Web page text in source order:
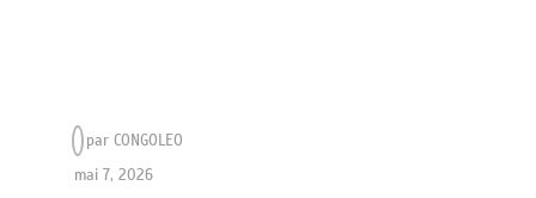
parCONGOLEO
mai 7, 2026